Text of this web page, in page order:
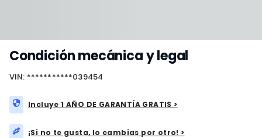
Condición mecánica y legal
VIN: ***********039454
Incluye 1 AÑO DE GARANTÍA GRATIS >
¡Si no te gusta, lo cambias por otro! >